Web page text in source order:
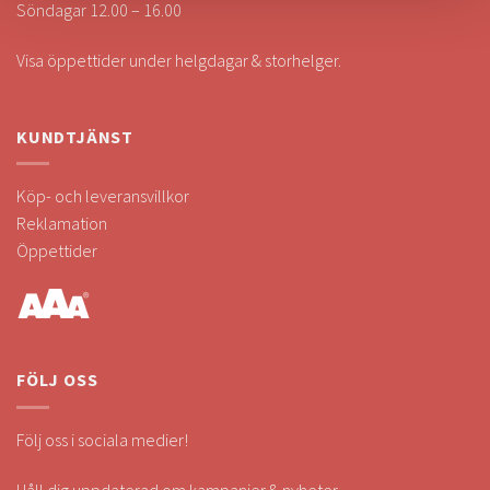
Söndagar 12.00 – 16.00
Visa öppettider under helgdagar & storhelger.
KUNDTJÄNST
Köp- och leveransvillkor
Reklamation
Öppettider
FÖLJ OSS
Följ oss i sociala medier!